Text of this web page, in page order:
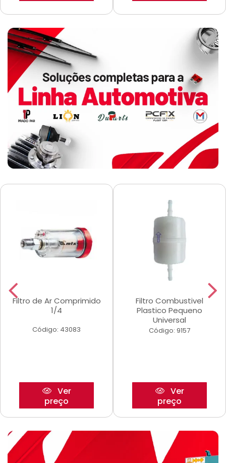
Filtro de Ar Comprimido
1/4
Código: 43083
Ver
preço
Filtro Combustivel
Plastico Pequeno
Universal
Código: 9157
Ver
preço